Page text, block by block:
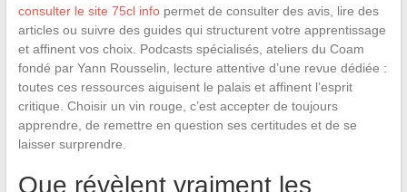
consulter le site 75cl infopermet de consulter des avis, lire des
articles ou suivre des guides qui structurent votre apprentissage
et affinent vos choix. Podcasts spécialisés, ateliers du Coam
fondé par Yann Rousselin, lecture attentive d’une revue dédiée :
toutes ces ressources aiguisent le palais et affinent l’esprit
critique. Choisir un vin rouge, c’est accepter de toujours
apprendre, de remettre en question ses certitudes et de se
laisser surprendre.
Que révèlent vraiment les